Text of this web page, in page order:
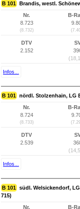
B 101 Brandis, westl.
Nr.
8.723
(8.732)
B-
DTV
2.152
Infos...
B 101 nördl. Stolzenhain, LG
Nr.
8.724
(8.733)
B-
DTV
2.539
Infos...
B 101 südl. Welsickendorf,
715)
Nr. B-